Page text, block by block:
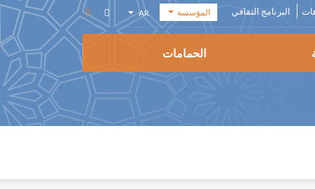
البرنامج الثقافي المؤسسة
أكاديمية
الفنون
المؤسسة
AR
EN
ES
الحمامات